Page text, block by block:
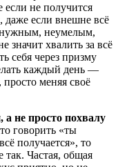
если не получится
даже если внешне всё
неумелым,
хвалить за всё
себя через призму
каждый день —
меняя своё
а не просто похвалу
говорить «ты
получается», то
так. Частая, общая